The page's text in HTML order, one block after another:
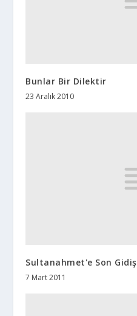
Bunlar Bir Dilektir
23 Aralık 2010
Sultanahmet'e Son Gidiş
7 Mart 2011